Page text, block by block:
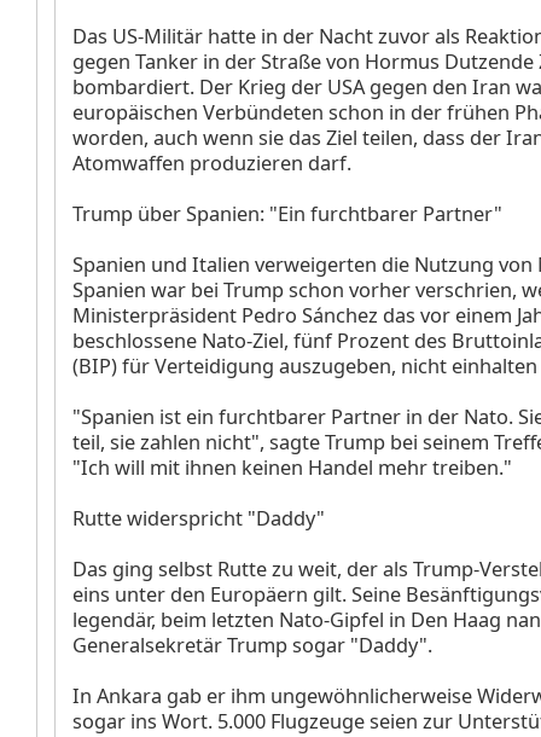
Das US-Militär hatte in der Nacht zuvor als
gegen Tanker in der Straße von Hormus Dutzende
bombardiert. Der Krieg der USA gegen den Iran
europäischen Verbündeten schon in der frühen
worden, auch wenn sie das Ziel teilen, dass der
Atomwaffen produzieren darf.
Trump über Spanien: "Ein furchtbarer Partner"
Spanien und Italien verweigerten die Nutzung von
Spanien war bei Trump schon vorher verschrien,
Ministerpräsident Pedro Sánchez das vor einem
beschlossene Nato-Ziel, fünf Prozent des
(BIP) für Verteidigung auszugeben, nicht
"Spanien ist ein furchtbarer Partner in der Nato.
teil, sie zahlen nicht", sagte Trump bei seinem
"Ich will mit ihnen keinen Handel mehr treiben."
Rutte widerspricht "Daddy"
Das ging selbst Rutte zu weit, der als Trump-
eins unter den Europäern gilt. Seine
legendär, beim letzten Nato-Gipfel in Den Haag
Generalsekretär Trump sogar "Daddy".
In Ankara gab er ihm ungewöhnlicherweise
sogar ins Wort. 5.000 Flugzeuge seien zur